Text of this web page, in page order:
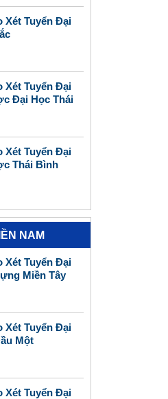
Xét Tuyển Đại
Xét Tuyển Đại
Đại Học Thái
Xét Tuyển Đại
Thái Bình
NAM
Xét Tuyển Đại
Miền Tây
Xét Tuyển Đại
Một
Xét Tuyển Đại